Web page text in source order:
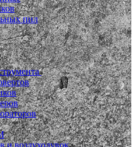
пил
и воздуходувок